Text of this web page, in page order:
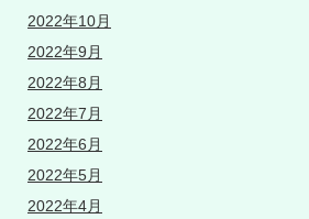
2022年10月
2022年9月
2022年8月
2022年7月
2022年6月
2022年5月
2022年4月